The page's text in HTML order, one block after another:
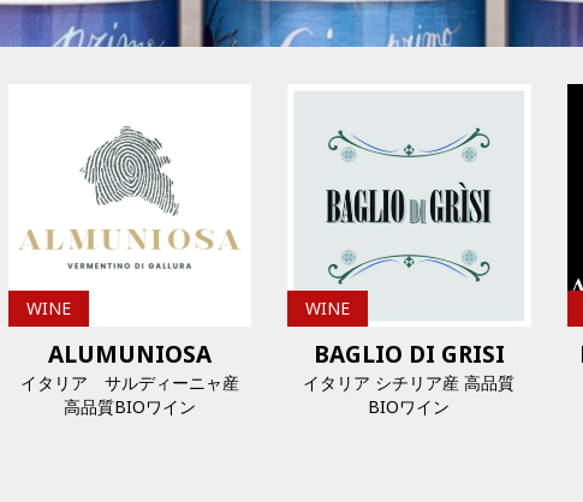
WINE
ALUMUNIOSA
イタリア サルディーニャ産
高品質BIOワイン
WINE
BAGLIO DI GRISI
イタリア シチリア産 高品質
BIOワイン